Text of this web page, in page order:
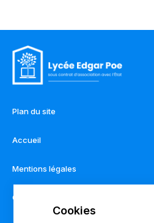
Plan du site
Accueil
Mentions légales
Contact